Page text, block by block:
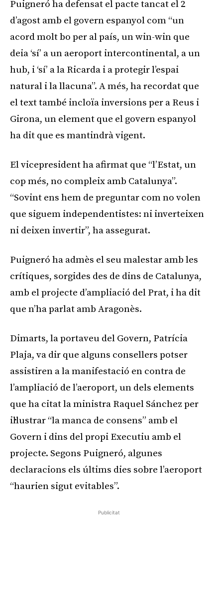
Puigneró ha defensat el pacte tancat el 2
d’agost amb el govern espanyol com “un
acord molt bo per al país, un win-win que
deia ‘sí’ a un aeroport intercontinental, a un
hub, i ‘sí’ a la Ricarda i a protegir l’espai
natural i la llacuna”. A més, ha recordat que
el text també incloïa inversions per a Reus i
Girona, un element que el govern espanyol
ha dit que es mantindrà vigent.
El vicepresident ha afirmat que “l’Estat, un
cop més, no compleix amb Catalunya”.
“Sovint ens hem de preguntar com no volen
que siguem independentistes: ni inverteixen
ni deixen invertir”, ha assegurat.
Puigneró ha admès el seu malestar amb les
crítiques, sorgides des de dins de Catalunya,
amb el projecte d’ampliació del Prat, i ha dit
que n’ha parlat amb Aragonès.
Dimarts, la portaveu del Govern, Patrícia
Plaja, va dir que alguns consellers potser
assistiren a la manifestació en contra de
l’ampliació de l’aeroport, un dels elements
que ha citat la ministra Raquel Sánchez per
il·lustrar “la manca de consens” amb el
Govern i dins del propi Executiu amb el
projecte. Segons Puigneró, algunes
declaracions els últims dies sobre l’aeroport
“haurien sigut evitables”.
Publicitat